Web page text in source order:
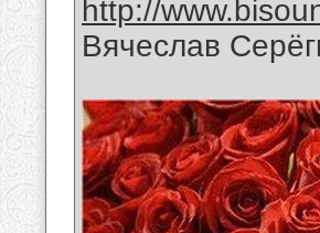
http://
Вячеслав